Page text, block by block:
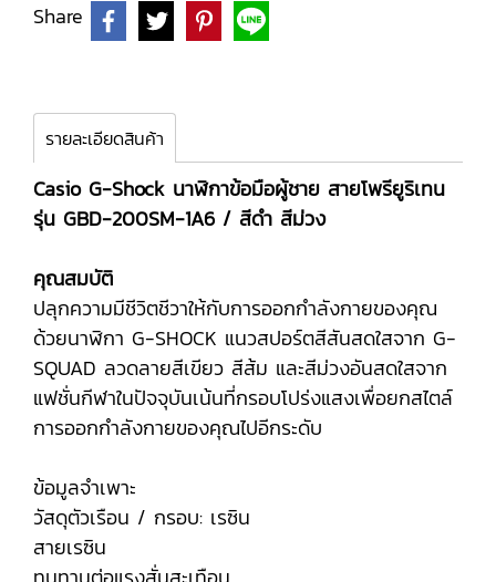
Share
รายละเอียดสินค้า
Casio G-Shock นาฬิกาข้อมือผู้ชาย สายโพรียูริเทน
รุ่น GBD-200SM-1A6 / สีดำ สีม่วง
คุณสมบัติ
ปลุกความมีชีวิตชีวาให้กับการออกกำลังกายของคุณ
ด้วยนาฬิกา G-SHOCK แนวสปอร์ตสีสันสดใสจาก G-
SQUAD ลวดลายสีเขียว สีส้ม และสีม่วงอันสดใสจาก
แฟชั่นกีฬาในปัจจุบันเน้นที่กรอบโปร่งแสงเพื่อยกสไตล์
การออกกำลังกายของคุณไปอีกระดับ
ข้อมูลจำเพาะ
วัสดุตัวเรือน / กรอบ: เรซิน
สายเรซิน